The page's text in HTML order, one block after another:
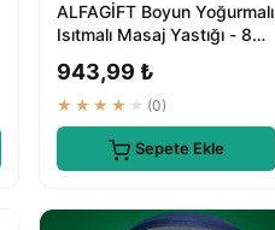
ALFAGİFT Boyun Yoğurmalı
Isıtmalı Masaj Yastığı - 8
Toplu Sırt, Bel, Bacak Ma...
943,99 ₺
★★★★★ (0)
Sepete Ekle